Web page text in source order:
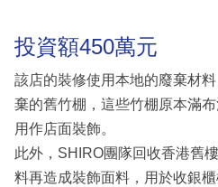
投資額450萬元
該店的裝修使用本地的廢棄材
棄的舊竹棚，這些竹棚原本滿
用作店面裝飾。
此外，SHIRO團隊回收香港舊
料再造成裝飾面料，用於收銀櫃